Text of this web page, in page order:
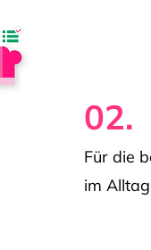
02.
Für die
im Alltag